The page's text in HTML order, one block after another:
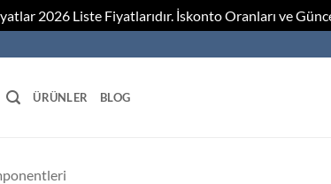
2026 Liste Fiyatlarıdır. İskonto Oranları ve
ÜRÜNLER BLOG